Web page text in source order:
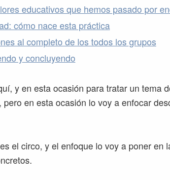
educativos que hemos pasado por
cómo nace esta práctica
al completo de los todos los grupos
y concluyendo
y en esta ocasión para tratar un tema
pero en esta ocasión lo voy a enfocar
el circo, y el enfoque lo voy a poner en